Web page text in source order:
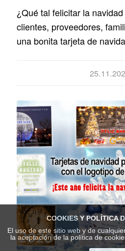
¿Qué tal felicitar la
clientes, proveedores,
una bonita tarjeta de
COOKIES Y POLÍTICA
El uso de este sitio web y de
la aceptación de la política de